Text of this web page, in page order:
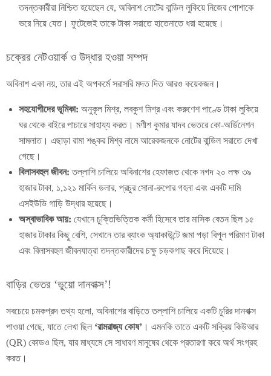
তদন্তকারীরা নিশ্চিত হয়েছেন যে, অবিনাশ নোটের বান্ডিল লুকিয়ে নিজের পোশাকে
ভরে নিয়ে যেত। ফুটেজেই তাকে টাকা সরাতে হাতেনাতে ধরা হয়েছে।
চক্রের নেটওয়ার্ক ও উদ্ধার হওয়া সম্পদ
অবিনাশ একা নয়, তার এই অপকর্মে সরাসরি মদত দিত আরও কয়েকজন।
সহযোগীদের ভূমিকা: অনুকূল মিশ্র, লবকুশ মিশ্র এবং করুণেশ পাণ্ডে টাকা লুকিয়ে
ঘর থেকে বাইরে পাচারে সাহায্য করত। মণীশ কুমার যাদব ভেতরে কো-অর্ডিনেশন
সামলাত। এছাড়া রামা শঙ্কর মিশ্র নামে আরেকজনকে নোটের বান্ডিল সরাতে দেখা
গেছে।
বিলাসবহুল জীবন: তল্লাশি চালিয়ে অবিনাশের হেফাজত থেকে নগদ ২০ লক্ষ ৩৯
হাজার টাকা, ১,১২১ মার্কিন ডলার, প্রচুর সোনা-রুপোর গহনা এবং একটি দামি
এসইউভি গাড়ি উদ্ধার হয়েছে।
অস্বাভাবিক আয়: যেখানে চুক্তিভিত্তিক কর্মী হিসেবে তার মাসিক বেতন ছিল ১৫
হাজার টাকার কিছু বেশি, সেখানে তার ব্যাংক অ্যাকাউন্টে জমা পড়া বিপুল পরিমাণ টাকা
এবং বিলাসবহুল জীবনযাত্রা তদন্তকারীদের চক্ষু চড়কগাছ করে দিয়েছে।
বাড়ির ভেতর ‘ভুয়ো দানবাক্স’!
সবচেয়ে চমকপ্রদ তথ্য হলো, অবিনাশের বাড়িতে তল্লাশি চালিয়ে একটি চুরির দানবাক্স
পাওয়া গেছে, যাতে লেখা ছিল ‘রামরাজ্য কোষ’ । এমনকি তাতে একটি সক্রিয় কিউআর
(QR) কোডও ছিল, যার মাধ্যমে সে সাধারণ মানুষের থেকে প্রতারণা করে অর্থ সংগ্রহ
করত।